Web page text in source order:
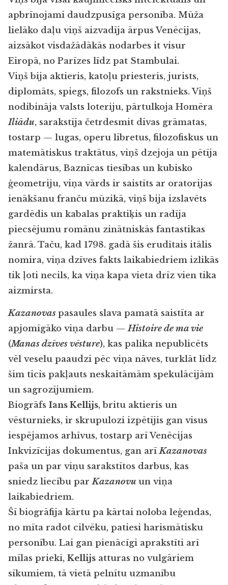
apbrīnojami daudzpusīga personība. Mūža
lielāko daļu viņš aizvadīja ārpus Venēcijas,
aizsākot visdažādākās nodarbes it visur
Eiropā, no Parīzes līdz pat Stambulai.
Viņš bija aktieris, katoļu priesteris, jurists,
diplomāts, spiegs, filozofs un rakstnieks. Viņš
nodibināja valsts loteriju, pārtulkoja Homēra
Iliādu, sarakstīja četrdesmit divas grāmatas,
tostarp — lugas, operu libretus, filozofiskus un
matemātiskus traktātus, viņš dzejoja un pētīja
kalendārus, Baznīcas tiesības un kubisko
ģeometriju, viņa vārds ir saistīts ar oratorijas
ienākšanu franču mūzikā, viņš bija izslavēts
gardēdis un kabalas praktiķis un radīja
piecsējumu romānu zinātniskās fantastikas
žanrā. Taču, kad 1798. gadā šis erudītais itālis
nomira, viņa dzīves fakts laikabiedriem izlikās
tik ļoti necils, ka viņa kapa vieta drīz vien tika
aizmirsta.
Kazanovaspasaules slava pamatā saistīta ar
apjomīgāko viņa darbu —Histoire de ma vie
(Manas dzīves vēsture), kas palika nepublicēts
vēl veselu paaudzi pēc viņa nāves, turklāt līdz
šim ticis pakļauts neskaitāmām spekulācijām
un sagrozījumiem.
Biogrāfs Ians Kellijs, britu aktieris un
vēsturnieks, ir skrupulozi izpētījis gan visus
iespējamos arhīvus, tostarp arī Venēcijas
Inkvizīcijas dokumentus, gan arīKazanovas
paša un par viņu sarakstītos darbus, kas
sniedz liecību parKazanovu un viņa
laikabiedriem.
Šī biogrāfija kārtu pa kārtai noloba leģendas,
no mīta radot cilvēku, patiesi harismātisku
personību. Lai gan pienācīgi aprakstīti arī
mīlas prieki, Kellijs atturas no vulgāriem
sīkumiem, tā vietā pelnītu uzmanību